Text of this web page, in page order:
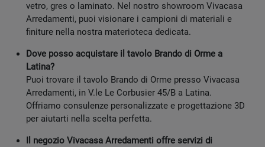
vetro, gres o laminato. Nel nostro showroom Vivacasa
Arredamenti, puoi visionare i campioni di materiali e
finiture nella nostra materioteca dedicata.
Dove posso acquistare il tavolo Brando di Orme a
Latina?
Puoi trovare il tavolo Brando di Orme presso Vivacasa
Arredamenti, in V.le Le Corbusier 45/B a Latina.
Offriamo consulenze personalizzate e progettazione 3D
per aiutarti nella scelta perfetta.
Il negozio Vivacasa Arredamenti offre servizi di